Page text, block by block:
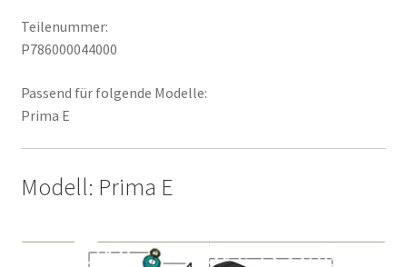
Teilenummer:
P786000044000
Passend für folgende Modelle:
Prima E
Modell: Prima E